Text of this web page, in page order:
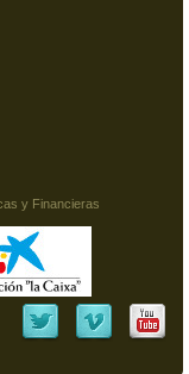
y Financieras